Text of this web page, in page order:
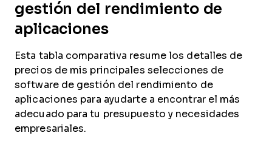
gestión del rendimiento de
aplicaciones
Esta tabla comparativa resume los detalles de
precios de mis principales selecciones de
software de gestión del rendimiento de
aplicaciones para ayudarte a encontrar el más
adecuado para tu presupuesto y necesidades
empresariales.